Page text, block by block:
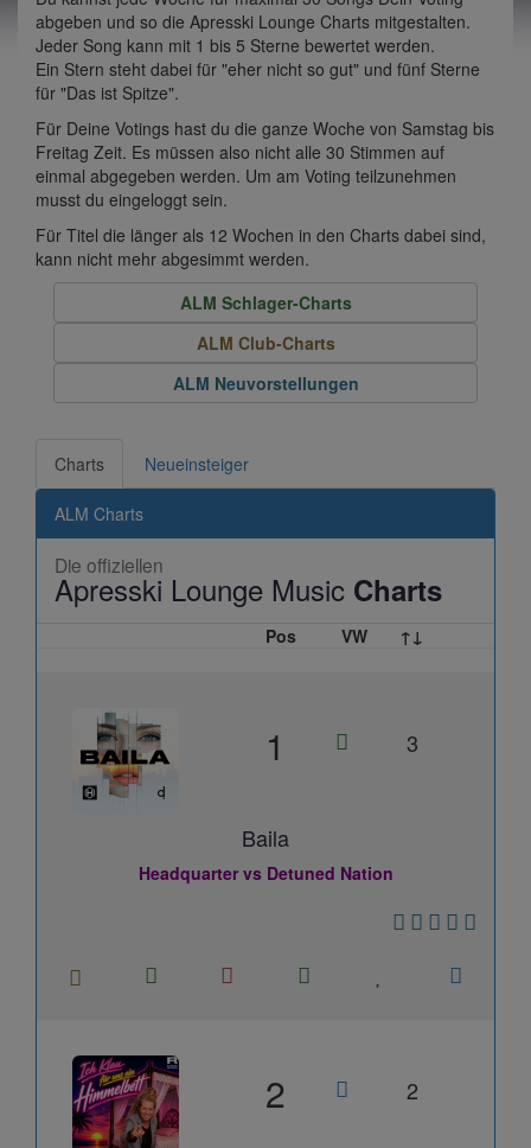
abgeben und so die Apresski Lounge Charts mitgestalten.
Jeder Song kann mit 1 bis 5 Sterne bewertet werden.
Ein Stern steht dabei für "eher nicht so gut" und fünf Sterne
für "Das ist Spitze".
Für Deine Votings hast du die ganze Woche von Samstag bis
Freitag Zeit. Es müssen also nicht alle 30 Stimmen auf
einmal abgegeben werden. Um am Voting teilzunehmen
musst du eingeloggt sein.
Für Titel die länger als 12 Wochen in den Charts dabei sind,
kann nicht mehr abgesimmt werden.
ALM Schlager-Charts
ALM Club-Charts
ALM Neuvorstellungen
Charts Neueinsteiger
ALM Charts
Die offiziellen
Apresski Lounge Music Charts
Pos VW ↑↓
1 3
Baila
Headquarter vs Detuned Nation
2 2